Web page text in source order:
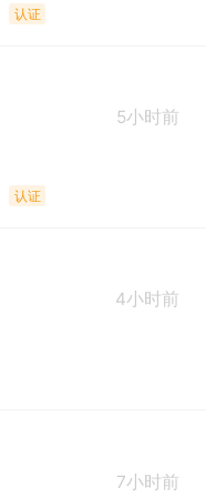
认证
5小时前
认证
4小时前
7小时前